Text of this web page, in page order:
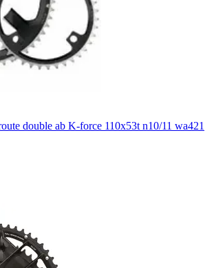
double ab K-force 110x53t n10/11 wa421